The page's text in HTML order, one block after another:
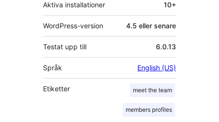
Aktiva installationer 10+
WordPress-version 4.5 eller senare
Testat upp till 6.0.13
Språk English (US)
Etiketter meet the team
members profiles